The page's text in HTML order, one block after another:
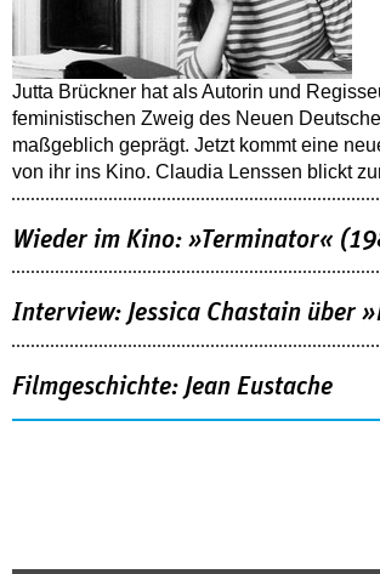
Jutta Brückner hat als Autorin und
feministischen Zweig des Neuen
maßgeblich geprägt. Jetzt kommt eine
von ihr ins Kino. Claudia Lenssen blickt
Wieder im Kino: »Terminator«
Interview: Jessica Chastain über
Filmgeschichte: Jean Eustache